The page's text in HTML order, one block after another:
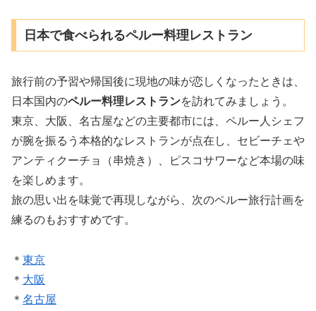
日本で食べられるペルー料理レストラン
旅行前の予習や帰国後に現地の味が恋しくなったときは、
日本国内のペルー料理レストランを訪れてみましょう。
東京、大阪、名古屋などの主要都市には、ペルー人シェフ
が腕を振るう本格的なレストランが点在し、セビーチェや
アンティクーチョ（串焼き）、ピスコサワーなど本場の味
を楽しめます。
旅の思い出を味覚で再現しながら、次のペルー旅行計画を
練るのもおすすめです。
＊ 東京
＊ 大阪
＊ 名古屋